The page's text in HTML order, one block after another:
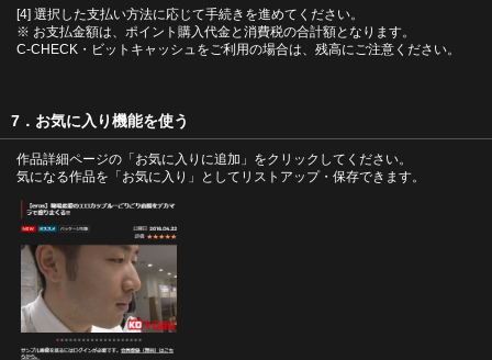
[4] 選択した支払い方法に応じて手続きを進めてください。
※ お支払金額は、ポイント購入代金と消費税の合計額となります。
C-CHECK・ビットキャッシュをご利用の場合は、残高にご注意ください。
7．お気に入り機能を使う
作品詳細ページの「お気に入りに追加」をクリックしてください。
気になる作品を「お気に入り」としてリストアップ・保存できます。